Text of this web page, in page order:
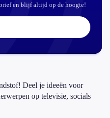
en blijf altijd op de hoogte!
Deel je ideeën voor
op televisie, socials